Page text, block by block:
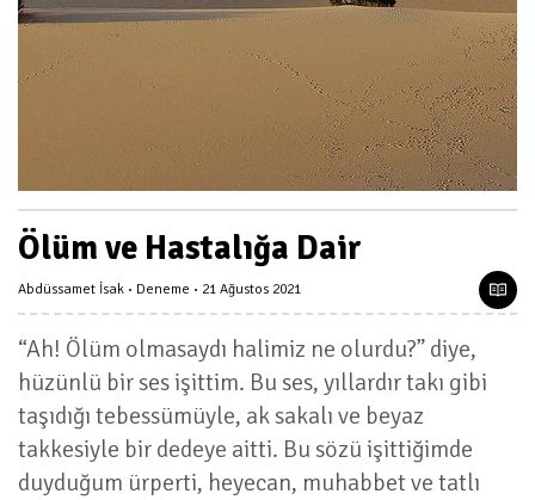
Ölüm ve Hastalığa Dair
Abdüssamet İsak Deneme 21 Ağustos 2021
“Ah! Ölüm olmasaydı halimiz ne olurdu?” diye,
hüzünlü bir ses işittim. Bu ses, yıllardır takı gibi
taşıdığı tebessümüyle, ak sakalı ve beyaz
takkesiyle bir dedeye aitti. Bu sözü işittiğimde
duyduğum ürperti, heyecan, muhabbet ve tatlı